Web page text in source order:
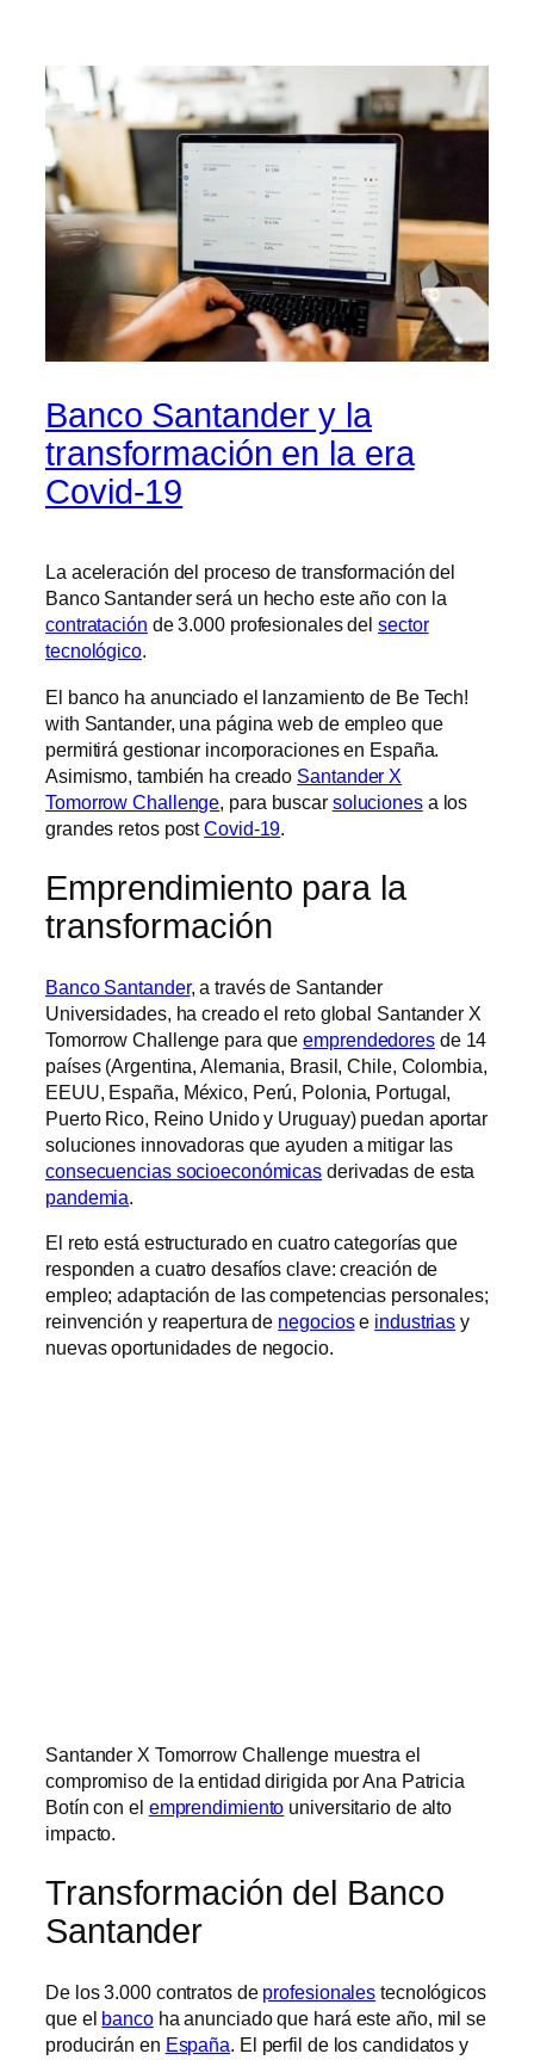
Banco Santander y la
transformación en la era
Covid-19
La aceleración del proceso de transformación del
Banco Santander será un hecho este año con la
contratación de 3.000 profesionales delsector
tecnológico.
El banco ha anunciado el lanzamiento de Be Tech!
with Santander, una página web de empleo que
permitirá gestionar incorporaciones en España.
Asimismo, también ha creado Santander X
Tomorrow Challenge, para buscar solucionesa los
grandes retos postCovid-19.
Emprendimiento para la
transformación
Banco Santander, a través de Santander
Universidades, ha creado el reto global Santander X
Tomorrow Challenge para queemprendedoresde 14
países (Argentina, Alemania, Brasil, Chile, Colombia,
EEUU, España, México, Perú, Polonia, Portugal,
Puerto Rico, Reino Unido y Uruguay) puedan aportar
soluciones innovadoras que ayuden a mitigar las
consecuencias socioeconómicas derivadas de esta
pandemia.
El reto está estructurado en cuatro categorías que
responden a cuatro desafíos clave: creación de
empleo; adaptación de las competencias personales;
reinvención y reapertura de negociose industrias y
nuevas oportunidades de negocio.
Santander X Tomorrow Challenge muestra el
compromiso de la entidad dirigida por Ana Patricia
Botín con el emprendimiento universitario de alto
impacto.
Transformación del Banco
Santander
De los 3.000 contratos de profesionales tecnológicos
que el bancoha anunciado que hará este año, mil se
producirán en España. El perfil de los candidatos y